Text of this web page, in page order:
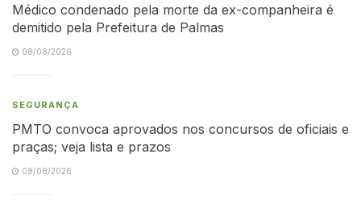
Médico condenado pela morte da ex-companheira é
demitido pela Prefeitura de Palmas
08/08/2026
SEGURANÇA
PMTO convoca aprovados nos concursos de oficiais e
praças; veja lista e prazos
08/08/2026